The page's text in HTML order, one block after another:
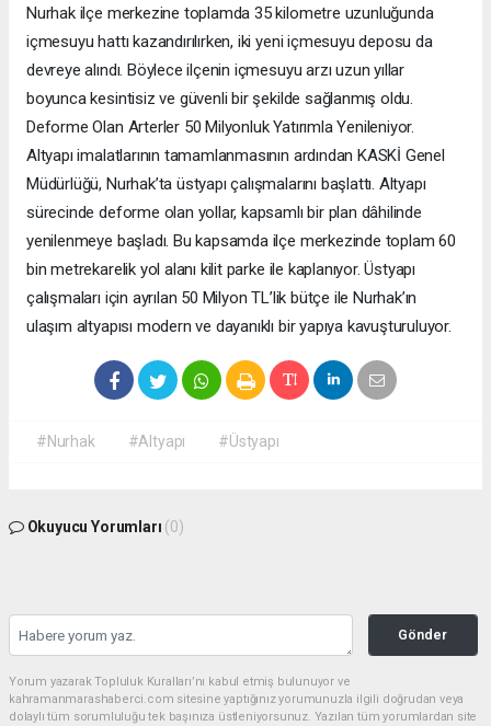
Nurhak ilçe merkezine toplamda 35 kilometre uzunluğunda
içmesuyu hattı kazandırılırken, iki yeni içmesuyu deposu da
devreye alındı. Böylece ilçenin içmesuyu arzı uzun yıllar
boyunca kesintisiz ve güvenli bir şekilde sağlanmış oldu.
Deforme Olan Arterler 50 Milyonluk Yatırımla Yenileniyor.
Altyapı imalatlarının tamamlanmasının ardından KASKİ Genel
Müdürlüğü, Nurhak’ta üstyapı çalışmalarını başlattı. Altyapı
sürecinde deforme olan yollar, kapsamlı bir plan dâhilinde
yenilenmeye başladı. Bu kapsamda ilçe merkezinde toplam 60
bin metrekarelik yol alanı kilit parke ile kaplanıyor. Üstyapı
çalışmaları için ayrılan 50 Milyon TL’lik bütçe ile Nurhak’ın
ulaşım altyapısı modern ve dayanıklı bir yapıya kavuşturuluyor.
#Nurhak #Altyapı #Üstyapı
Okuyucu Yorumları (0)
Gönder
Yorum yazarak Topluluk Kuralları’nı kabul etmiş bulunuyor ve
kahramanmarashaberci.com sitesine yaptığınız yorumunuzla ilgili doğrudan veya
dolaylı tüm sorumluluğu tek başınıza üstleniyorsunuz. Yazılan tüm yorumlardan site